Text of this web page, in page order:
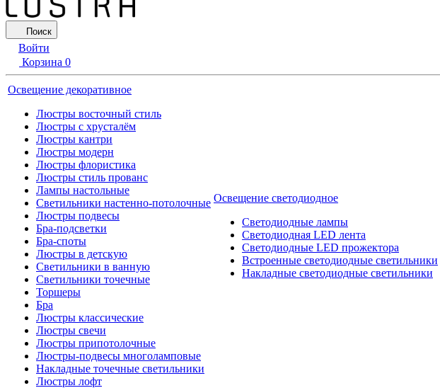
Поиск
Войти
Корзина 0
Освещение декоративное
Люстры восточный стиль
Люстры с хрусталём
Люстры кантри
Люстры модерн
Люстры флористика
Люстры стиль прованс
Лампы настольные
Светильники настенно-потолочные
Люстры подвесы
Бра-подсветки
Бра-споты
Люстры в детскую
Светильники в ванную
Светильники точечные
Торшеры
Бра
Люстры классические
Люстры свечи
Люстры припотолочные
Люстры-подвесы многоламповые
Накладные точечные светильники
Люстры лофт
Освещение светодиодное
Светодиодные лампы
Светодиодная LED лента
Светодиодные LED прожектора
Встроенные светодиодные светильники
Накладные светодиодные светильники